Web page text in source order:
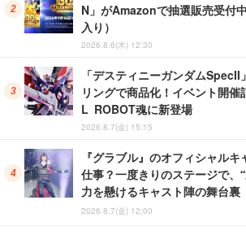
N」がAmazonで抽選販売受付
入り）
2026.8.6(木) 12:30
「デスティニーガンダム
リングで商品化！イベント開催
L ROBOT魂に新登場
2026.8.7(金) 15:15
『グラブル』のオフィシャル
仕事？一度きりのステージで、
力を懸けるキャスト陣の舞台裏
2026.8.7(金) 12:00